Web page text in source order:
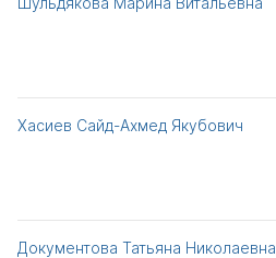
Хасиев Сайд-Ахмед Якубович
Документова Татьяна Николаевна